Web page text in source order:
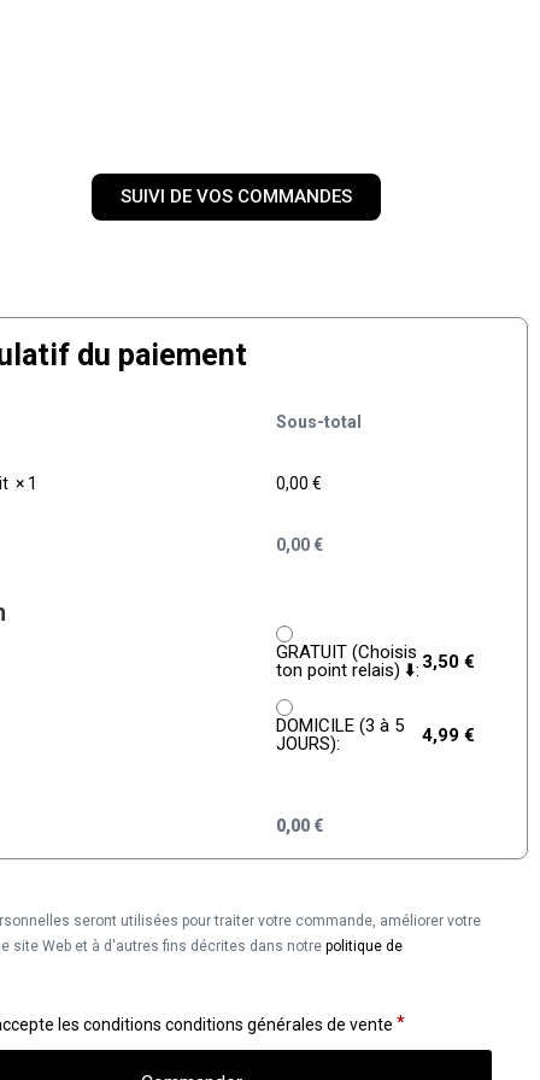
SUIVI DE VOS COMMANDES
du paiement
Sous-total
× 1 0,00€
0,00€
GRATUIT (Choisis
ton point relais) ⬇️: 3,50€
DOMICILE (3 à 5
JOURS):
4,99€
0,00 €
seront utilisées pour traiter votre commande, améliorer votre
site Web et à d'autres fins décrites dans notrepolitique de
les conditionsconditions générales de vente *